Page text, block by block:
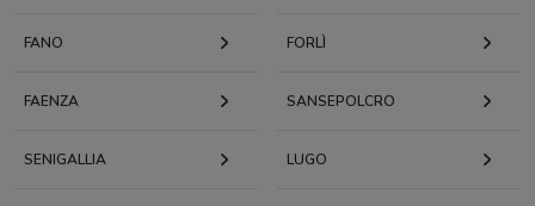
FANO FORLÌ
FAENZA SANSEPOLCRO
SENIGALLIA LUGO